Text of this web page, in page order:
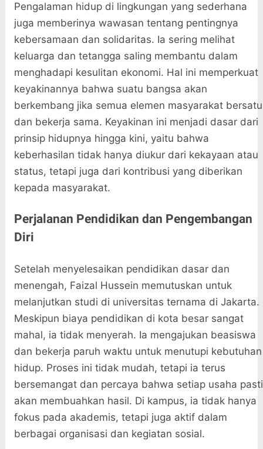
Pengalaman hidup di lingkungan yang sederhana
juga memberinya wawasan tentang pentingnya
kebersamaan dan solidaritas. Ia sering melihat
keluarga dan tetangga saling membantu dalam
menghadapi kesulitan ekonomi. Hal ini memperkuat
keyakinannya bahwa suatu bangsa akan
berkembang jika semua elemen masyarakat bersatu
dan bekerja sama. Keyakinan ini menjadi dasar dari
prinsip hidupnya hingga kini, yaitu bahwa
keberhasilan tidak hanya diukur dari kekayaan atau
status, tetapi juga dari kontribusi yang diberikan
kepada masyarakat.
Perjalanan Pendidikan dan Pengembangan
Diri
Setelah menyelesaikan pendidikan dasar dan
menengah, Faizal Hussein memutuskan untuk
melanjutkan studi di universitas ternama di Jakarta.
Meskipun biaya pendidikan di kota besar sangat
mahal, ia tidak menyerah. Ia mengajukan beasiswa
dan bekerja paruh waktu untuk menutupi kebutuhan
hidup. Proses ini tidak mudah, tetapi ia terus
bersemangat dan percaya bahwa setiap usaha pasti
akan membuahkan hasil. Di kampus, ia tidak hanya
fokus pada akademis, tetapi juga aktif dalam
berbagai organisasi dan kegiatan sosial.